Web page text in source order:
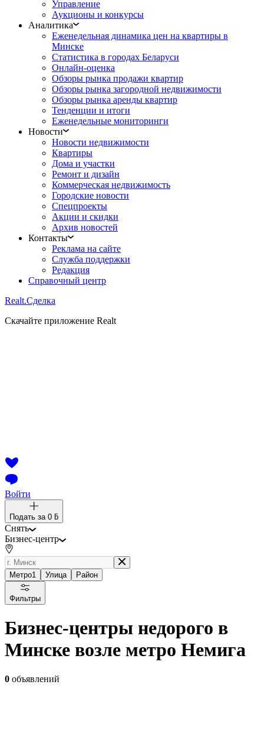
Управление
Аукционы и конкурсы
Аналитика
Еженедельная динамика цен на квартиры в
Минске
Статистика в городах Беларуси
Онлайн-оценка
Обзоры рынка продажи квартир
Обзоры рынка загородной недвижимости
Обзоры рынка аренды квартир
Тенденции и итоги
Еженедельные мониторинги
Новости
Новости недвижимости
Квартиры
Дома и участки
Ремонт и дизайн
Коммерческая недвижимость
Городские новости
Спецпроекты
Акции и скидки
Архив новостей
Контакты
Реклама на сайте
Служба поддержки
Редакция
Справочный центр
Realt.Сделка
Скачайте приложение Realt
Войти
Подать за 0 ƃ
Снять
Бизнес-центр
Метро1 Улица Район
Фильтры
Бизнес-центры недорого в
Минске возле метро Немига
0 объявлений